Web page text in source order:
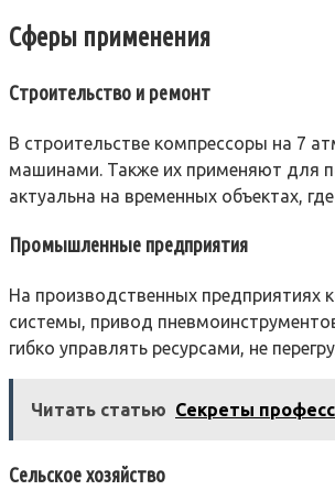
Сферы применения
Строительство и ремонт
В строительстве компрессоры на 7
машинами. Также их применяют для
актуальна на временных объектах,
Промышленные предприятия
На производственных предприятиях
системы, привод
гибко управлять ресурсами, не
Читать статью Секреты
Сельское хозяйство